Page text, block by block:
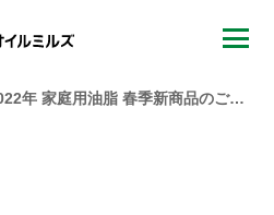
【2022年 家庭用油脂 春季新商品のご案内】 紙パックを採用した環境配慮商品「スマートグリーンパック」にエクストラバージンオリーブオイル・こめ油・大豆の油が登場～全５種類をラインナップし、2022年3月より全国で順次発売 SDGsの達成にも貢献します～